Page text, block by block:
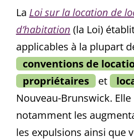
La Loi sur la location de
d’habitation (la Loi)
applicables à la plupart
conventions de
propriétaires et
Nouveau-Brunswick.
notamment les
les expulsions ainsi que